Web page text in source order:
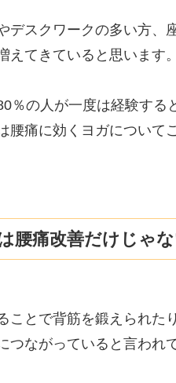
デスクワークの多い方、
えてきていると思います。
％の人が一度は経験す
腰痛に効くヨガについて
腰痛改善だけじゃ
ことで背筋を鍛えられた
つながっていると言われ